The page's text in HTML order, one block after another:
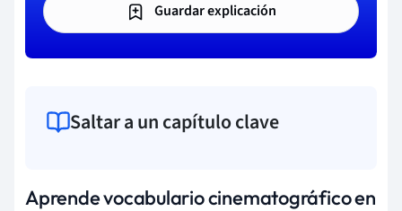
Guardar explicación
Saltar a un capítulo clave
Aprende vocabulario cinematográfico en